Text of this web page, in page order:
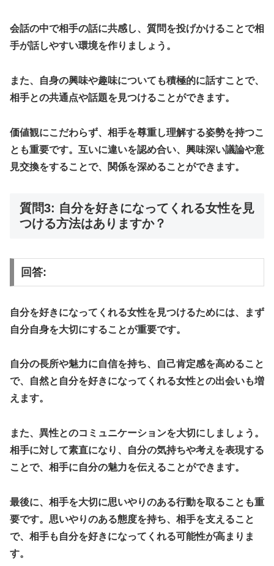
会話の中で相手の話に共感し、質問を投げかけることで相
手が話しやすい環境を作りましょう。
また、自身の興味や趣味についても積極的に話すことで、
相手との共通点や話題を見つけることができます。
価値観にこだわらず、相手を尊重し理解する姿勢を持つこ
とも重要です。互いに違いを認め合い、興味深い議論や意
見交換をすることで、関係を深めることができます。
質問3: 自分を好きになってくれる女性を見
つける方法はありますか？
回答:
自分を好きになってくれる女性を見つけるためには、まず
自分自身を大切にすることが重要です。
自分の長所や魅力に自信を持ち、自己肯定感を高めること
で、自然と自分を好きになってくれる女性との出会いも増
えます。
また、異性とのコミュニケーションを大切にしましょう。
相手に対して素直になり、自分の気持ちや考えを表現する
ことで、相手に自分の魅力を伝えることができます。
最後に、相手を大切に思いやりのある行動を取ることも重
要です。思いやりのある態度を持ち、相手を支えること
で、相手も自分を好きになってくれる可能性が高まりま
す。